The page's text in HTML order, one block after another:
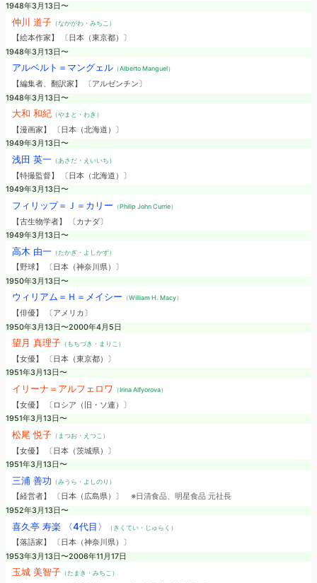
1948年3月13日〜
仲川 道子（なかがわ・みちこ）
【絵本作家】 〔日本（東京都）〕
1948年3月13日〜
アルベルト＝マングェル（Alberto Manguel）
【編集者、翻訳家】 〔アルゼンチン〕
1948年3月13日〜
大和 和紀（やまと・わき）
【漫画家】 〔日本（北海道）〕
1949年3月13日〜
浅田 英一（あさだ・えいいち）
【特撮監督】 〔日本（北海道）〕
1949年3月13日〜
フィリップ＝Ｊ＝カリー （Philip John Currie）
【古生物学者】 〔カナダ〕
1949年3月13日〜
高木 由一（たかぎ・よしかず）
【野球】 〔日本（神奈川県）〕
1950年3月13日〜
ウィリアム＝Ｈ＝メイシー （William H. Macy）
【俳優】 〔アメリカ〕
1950年3月13日〜2000年4月5日
望月 真理子（もちづき・まりこ）
【女優】 〔日本（東京都）〕
1951年3月13日〜
イリーナ＝アルフェロワ （Irina Alfyorova）
【女優】 〔ロシア（旧・ソ連）〕
1951年3月13日〜
松尾 悦子（まつお・えつこ）
【女優】 〔日本（茨城県）〕
1951年3月13日〜
三浦 善功 （みうら・よしのり）
【経営者】 〔日本（広島県）〕 ※日清食品、明星食品 元社長
1952年3月13日〜
喜久亭 寿楽 〈4代目〉 （きくてい・じゅらく）
【落語家】 〔日本（神奈川県）〕
1953年3月13日〜2006年11月17日
玉城 美智子（たまき・みちこ）